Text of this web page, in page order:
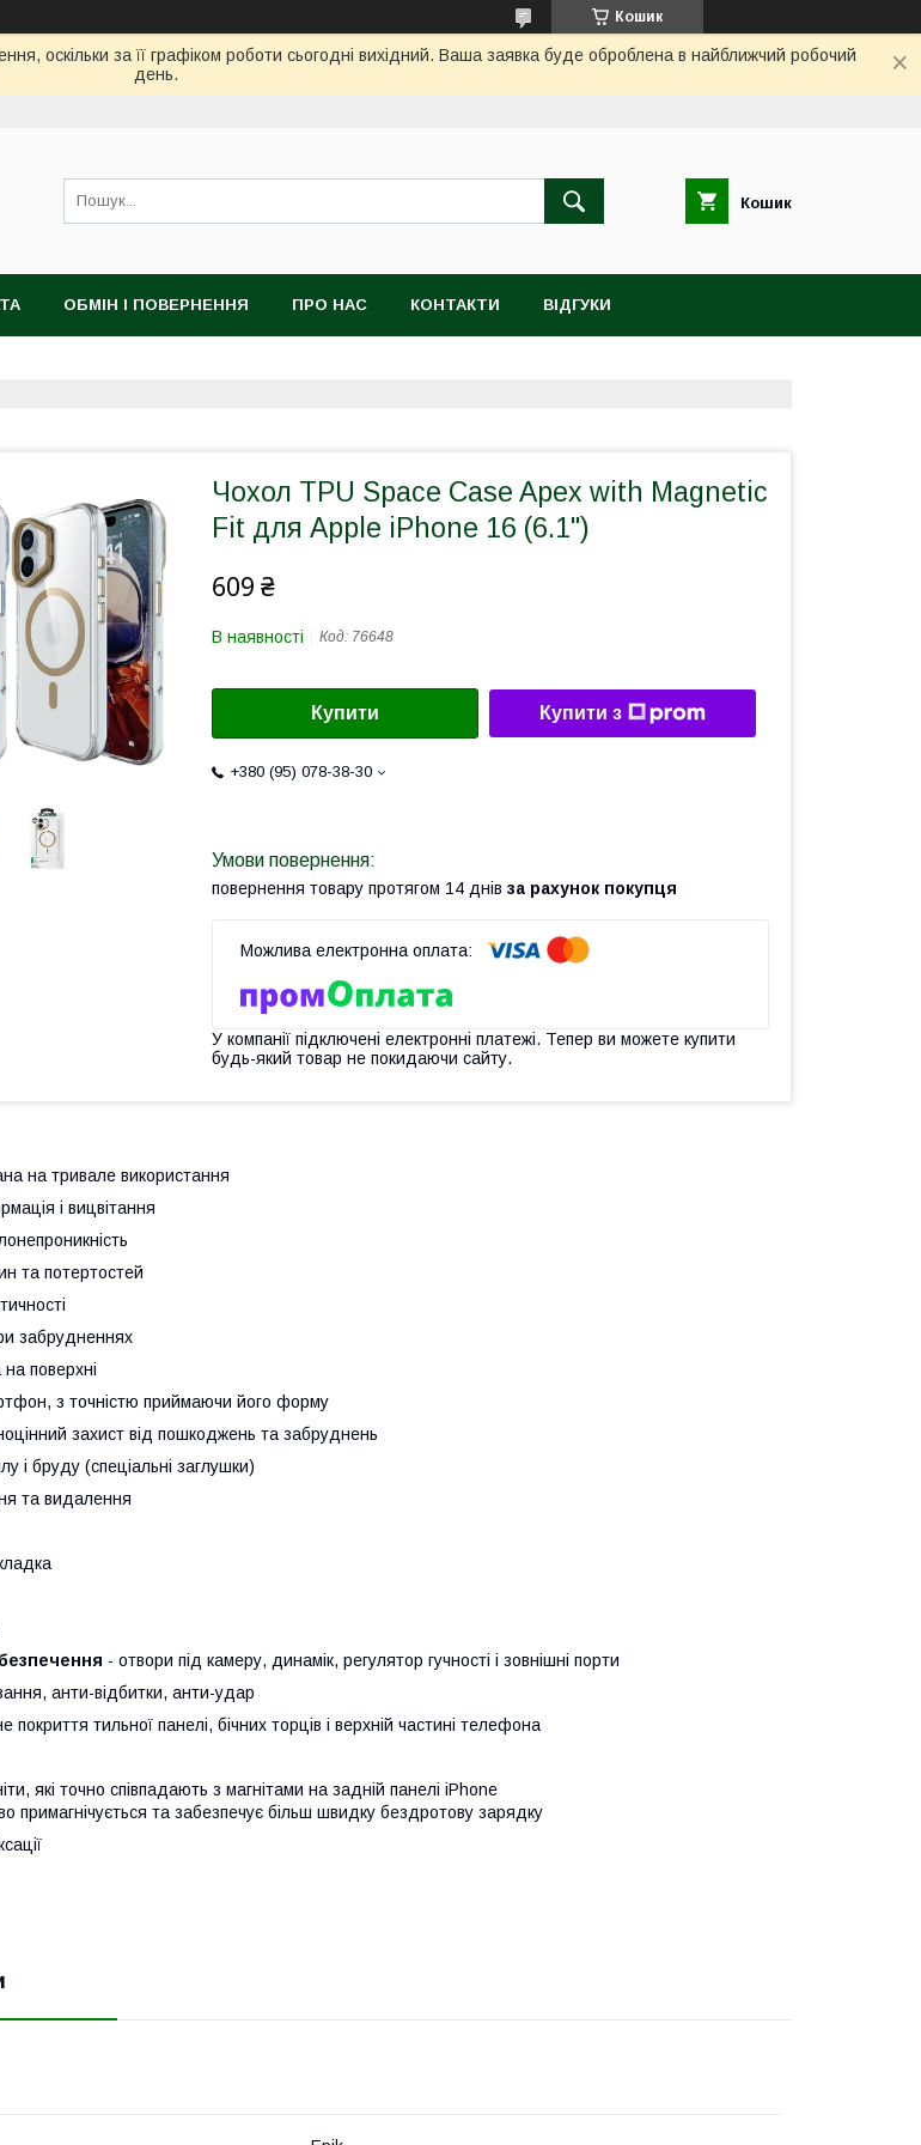
Кошик
оскільки за її графіком роботи сьогодні вихідний. Ваша заявка буде оброблена в найближчий робочий
день.
Кошик
ОБМІН І ПОВЕРНЕННЯ ПРО НАС КОНТАКТИ ВІДГУКИ
Чохол TPU Space Case Apex with Magnetic
Fit для Apple iPhone 16 (6.1")
609 ₴
В наявності Код: 76648
Купити Купити з
+380 (95) 078-38-30
повернення товару протягом 14 днів за рахунок покупця
У компанії підключені електронні платежі. Тепер ви можете купити
будь-який товар не покидаючи сайту.
на тривале використання
і вицвітання
та потертостей
забрудненнях
поверхні
з точністю приймаючи його форму
захист від пошкоджень та забруднень
і бруду (спеціальні заглушки)
та видалення
- отвори під камеру, динамік, регулятор гучності і зовнішні порти
анти-відбитки, анти-удар
покриття тильної панелі, бічних торців і верхній частині телефона
які точно співпадають з магнітами на задній панелі iPhone
примагнічується та забезпечує більш швидку бездротову зарядку